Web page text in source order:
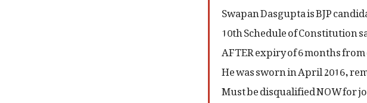
Swapan Dasgupta is BJP
10th Schedule of Constitution
AFTER expiry of 6 months
He was sworn in April 2016,
Must be disqualified NOW for